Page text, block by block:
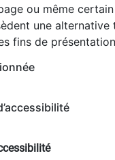
ou même
une alternative
fins de